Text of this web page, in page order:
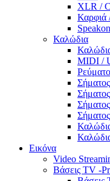
XLR /
Καρφιά
Speakon
Καλώδια
MIDI /
Εικόνα
Video
Βάσεις TV -